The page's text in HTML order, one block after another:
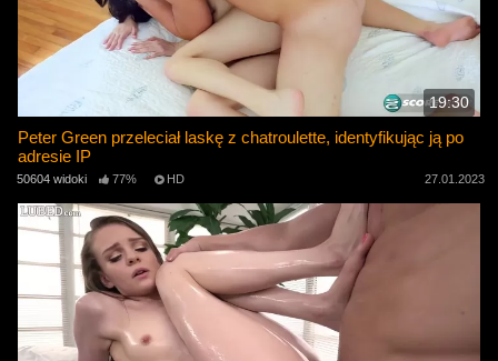
19:30
Peter Green przeleciał laskę z chatroulette, identyfikując ją po
adresie IP
50604 widoki 77% HD 27.01.2023